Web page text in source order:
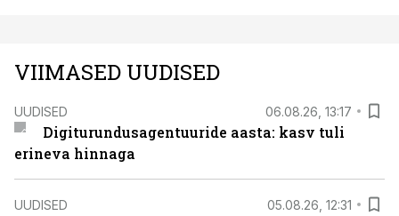
VIIMASED UUDISED
UUDISED 06.08.26, 13:17
Digiturundusagentuuride aasta: kasv tuli
erineva hinnaga
UUDISED 05.08.26, 12:31